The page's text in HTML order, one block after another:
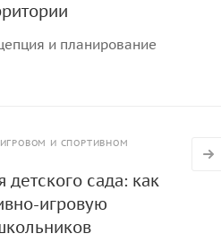
и планирование
И СПОРТИВНОМ
сада: как
игровую